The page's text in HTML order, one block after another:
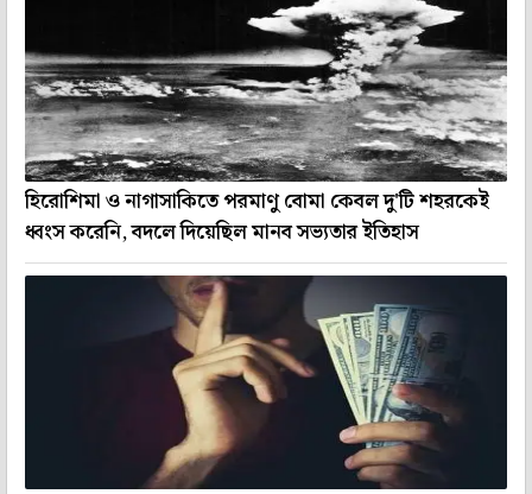
হিরোশিমা ও নাগাসাকিতে পরমাণু বোমা কেবল দু'টি শহরকেই
ধ্বংস করেনি, বদলে দিয়েছিল মানব সভ্যতার ইতিহাস